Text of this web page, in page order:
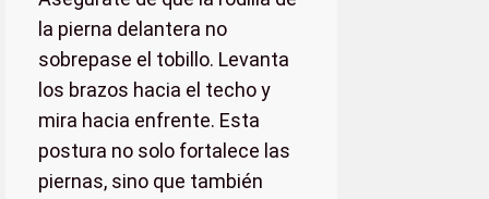
la pierna delantera no
sobrepase el tobillo. Levanta
los brazos hacia el techo y
mira hacia enfrente. Esta
postura no solo fortalece las
piernas, sino que también